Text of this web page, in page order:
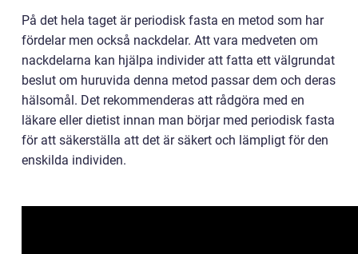
På det hela taget är periodisk fasta en metod som har
fördelar men också nackdelar. Att vara medveten om
nackdelarna kan hjälpa individer att fatta ett välgrundat
beslut om huruvida denna metod passar dem och deras
hälsomål. Det rekommenderas att rådgöra med en
läkare eller dietist innan man börjar med periodisk fasta
för att säkerställa att det är säkert och lämpligt för den
enskilda individen.